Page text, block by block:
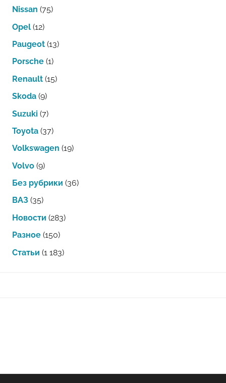
Nissan (75)
Opel (12)
Paugeot (13)
Porsche (1)
Renault (15)
Skoda (9)
Suzuki (7)
Toyota (37)
Volkswagen (19)
Volvo (9)
Без рубрики (36)
ВАЗ (35)
Новости (283)
Разное (150)
Статьи (1 183)